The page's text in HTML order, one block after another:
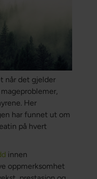
når det gjelder
Her
har funnet ut om
på hvert
innen
oppmerksomhet